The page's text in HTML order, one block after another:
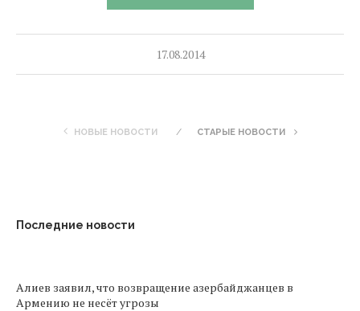
17.08.2014
НОВЫЕ НОВОСТИ СТАРЫЕ НОВОСТИ
Последние новости
Алиев заявил, что возвращение азербайджанцев в
Армению не несёт угрозы